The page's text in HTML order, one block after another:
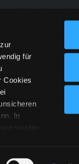
für
Cookies
In
werden.
Veranstaltung
abonnieren